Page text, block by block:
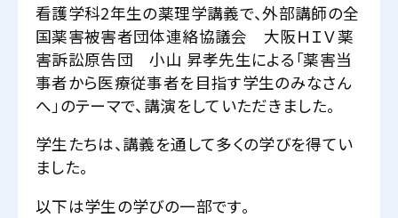
看護学科2年生の薬理学講義で、外部講師の全
国薬害被害者団体連絡協議会 大阪ＨＩＶ薬
害訴訟原告団 小山 昇孝先生による「薬害当
事者から医療従事者を目指す学生のみなさん
へ」のテーマで、講演をしていただきました。
学生たちは、講義を通して多くの学びを得てい
ました。
以下は学生の学びの一部です。